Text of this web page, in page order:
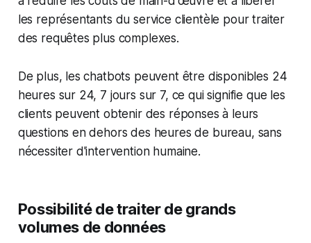
les représentants du service clientèle pour traiter
des requêtes plus complexes.
De plus, les chatbots peuvent être disponibles 24
heures sur 24, 7 jours sur 7, ce qui signifie que les
clients peuvent obtenir des réponses à leurs
questions en dehors des heures de bureau, sans
nécessiter d'intervention humaine.
Possibilité de traiter de grands
volumes de données